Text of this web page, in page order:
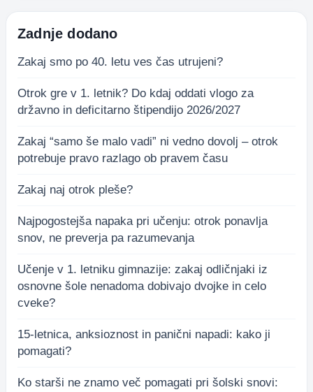
Zadnje dodano
Zakaj smo po 40. letu ves čas utrujeni?
Otrok gre v 1. letnik? Do kdaj oddati vlogo za
državno in deficitarno štipendijo 2026/2027
Zakaj “samo še malo vadi” ni vedno dovolj – otrok
potrebuje pravo razlago ob pravem času
Zakaj naj otrok pleše?
Najpogostejša napaka pri učenju: otrok ponavlja
snov, ne preverja pa razumevanja
Učenje v 1. letniku gimnazije: zakaj odličnjaki iz
osnovne šole nenadoma dobivajo dvojke in celo
cveke?
15-letnica, anksioznost in panični napadi: kako ji
pomagati?
Ko starši ne znamo več pomagati pri šolski snovi: